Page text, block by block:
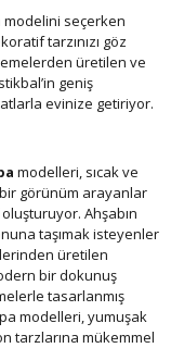
modelini seçerken
tarzınızı göz
üretilen ve
geniş
evinize getiriyor.
modelleri, sıcak ve
görünüm arayanlar
Ahşabın
taşımak isteyenler
üretilen
bir dokunuş
tasarlanmış
modelleri, yumuşak
tarzlarına mükemmel